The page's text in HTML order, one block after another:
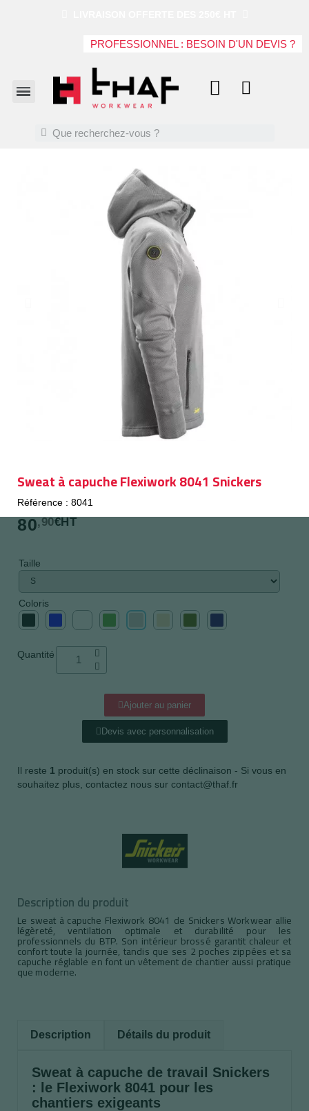
PROFESSIONNEL : BESOIN D'UN DEVIS ?
Sweat à capuche Flexiwork 8041 Snickers
Référence : 8041
80,90€HT
Taille
Coloris
Quantité
Ajouter au panier
Devis avec personnalisation
Il reste 1 produit(s) en stock sur cette déclinaison - Si vous en
souhaitez plus, contactez nous sur contact@thaf.fr
Description du produit
Le sweat à capuche Flexiwork 8041 de Snickers Workwear allie
légèreté, ventilation optimale et durabilité pour les
professionnels du BTP. Son intérieur brossé garantit chaleur et
confort toute la journée, tandis que ses 2 poches zippées et sa
capuche réglable en font un vêtement de chantier aussi pratique
que moderne.
Description Détails du produit
Sweat à capuche de travail Snickers
: le Flexiwork 8041 pour les
chantiers exigeants